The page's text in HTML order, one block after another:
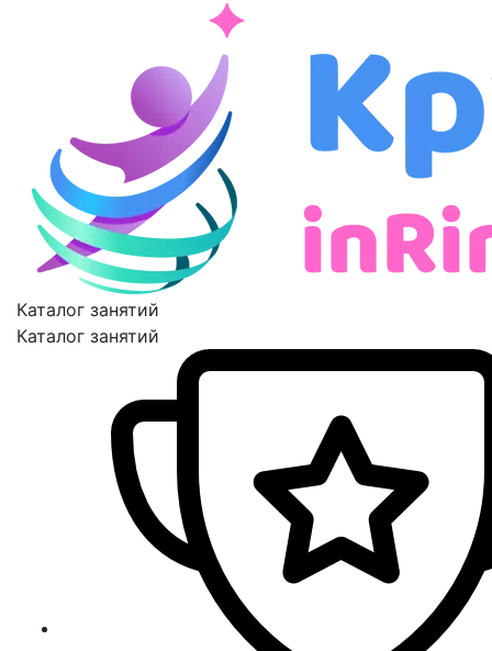
Каталог занятий
Каталог занятий